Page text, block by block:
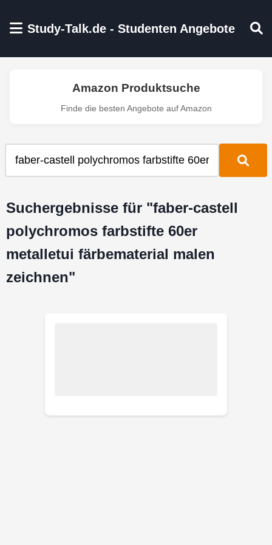
Study-Talk.de - Studenten Angebote
Amazon Produktsuche
Finde die besten Angebote auf Amazon
Suchergebnisse für "faber-castell
polychromos farbstifte 60er
metalletui färbematerial malen
zeichnen"